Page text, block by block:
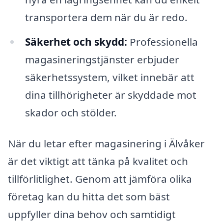
transportera dem när du är redo.
Säkerhet och skydd: Professionella
magasineringstjänster erbjuder
säkerhetssystem, vilket innebär att
dina tillhörigheter är skyddade mot
skador och stölder.
När du letar efter magasinering i Älvåker
är det viktigt att tänka på kvalitet och
tillförlitlighet. Genom att jämföra olika
företag kan du hitta det som bäst
uppfyller dina behov och samtidigt